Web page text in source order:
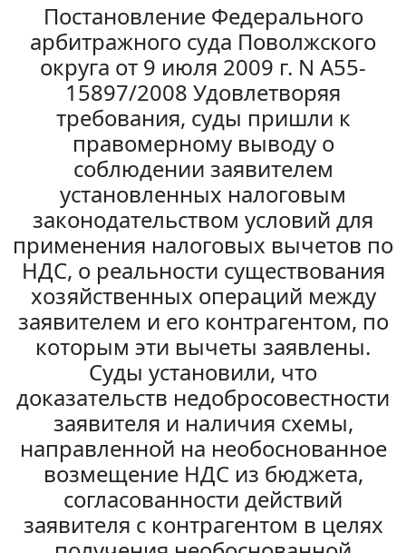
Постановление Федерального
арбитражного суда Поволжского
округа от 9 июля 2009 г. N А55-
15897/2008 Удовлетворяя
требования, суды пришли к
правомерному выводу о
соблюдении заявителем
установленных налоговым
законодательством условий для
применения налоговых вычетов по
НДС, о реальности существования
хозяйственных операций между
заявителем и его контрагентом, по
которым эти вычеты заявлены.
Суды установили, что
доказательств недобросовестности
заявителя и наличия схемы,
направленной на необоснованное
возмещение НДС из бюджета,
согласованности действий
заявителя с контрагентом в целях